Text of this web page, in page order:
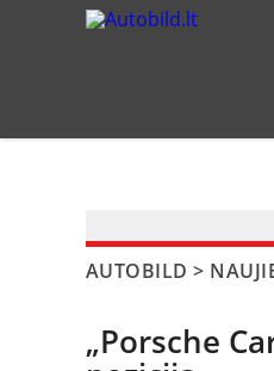
AUTOBILD >
„Porsche